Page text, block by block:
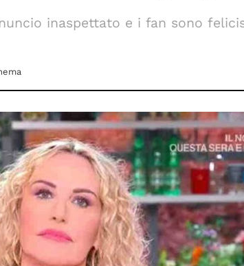
inaspettato e i fan sono